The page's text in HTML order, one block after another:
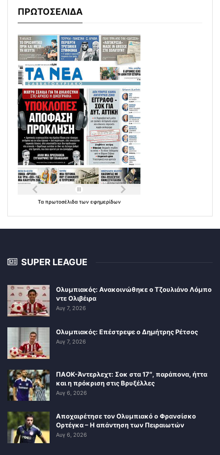
ΠΡΩΤΟΣΕΛΙΔΑ
Τα πρωτοσέλιδα των εφημερίδων
SUPER LEAGUE
Ολυμπιακός: Ανακοινώθηκε ο Τζουλιάνο Λόμπο
ντε Ολιβέιρα
Αυγ 7, 2026
Ολυμπιακός: Επέστρεψε ο Δημήτρης Ρέτσος
Αυγ 7, 2026
ΠΑΟΚ-Άντερλεχτ: Σοκ στα 17″, παράπονα, ήττα
και η πρόκριση στις Βρυξέλλες
Αυγ 6, 2026
Αποχαιρέτησε τον Ολυμπιακό ο Φρανσίσκο
Ορτέγκα – Η απάντηση των Πειραιωτών
Αυγ 6, 2026